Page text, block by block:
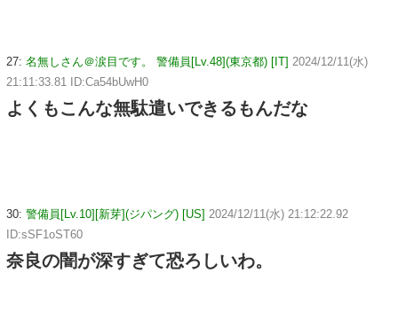
27: 名無しさん＠涙目です。 警備員[Lv.48](東京都) [IT] 2024/12/11(水)
21:11:33.81 ID:Ca54bUwH0
よくもこんな無駄遣いできるもんだな
30: 警備員[Lv.10][新芽](ジパング) [US] 2024/12/11(水) 21:12:22.92
ID:sSF1oST60
奈良の闇が深すぎて恐ろしいわ。